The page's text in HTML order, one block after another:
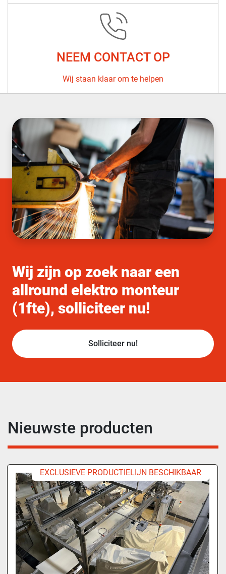
NEEM CONTACT OP
Wij staan ​​klaar om te helpen
Wij zijn op zoek naar een
allround elektro monteur
(1fte), solliciteer nu!
Solliciteer nu!
Nieuwste producten
EXCLUSIEVE PRODUCTIELIJN BESCHIKBAAR